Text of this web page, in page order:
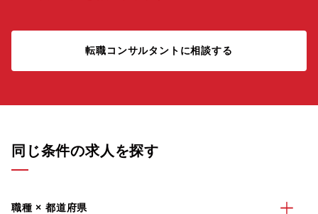
転職コンサルタントに相談する
同じ条件の求人を探す
職種 × 都道府県